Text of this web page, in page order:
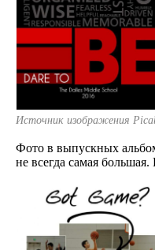
Источник изображения
Фото в выпускных
не всегда самая